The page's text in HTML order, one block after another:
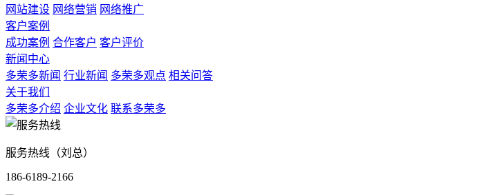
网站建设 网络营销 网络推广
客户案例
成功案例 合作客户 客户评价
新闻中心
多荣多新闻 行业新闻 多荣多观点 相关问答
关于我们
多荣多介绍 企业文化 联系多荣多
服务热线（刘总）
186-6189-2166